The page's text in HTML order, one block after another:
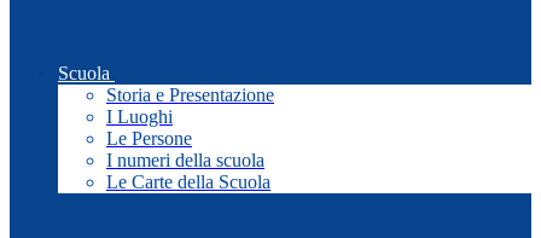
Scuola
Storia e Presentazione
I Luoghi
Le Persone
I numeri della scuola
Le Carte della Scuola